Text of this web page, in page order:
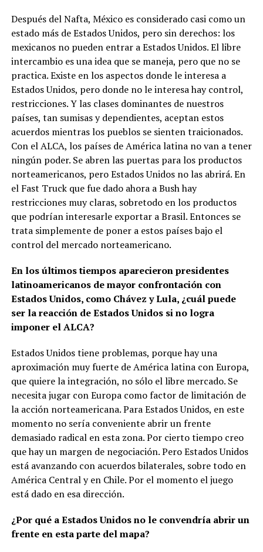
Después del Nafta, México es considerado casi como un
estado más de Estados Unidos, pero sin derechos: los
mexicanos no pueden entrar a Estados Unidos. El libre
intercambio es una idea que se maneja, pero que no se
practica. Existe en los aspectos donde le interesa a
Estados Unidos, pero donde no le interesa hay control,
restricciones. Y las clases dominantes de nuestros
países, tan sumisas y dependientes, aceptan estos
acuerdos mientras los pueblos se sienten traicionados.
Con el ALCA, los países de América latina no van a tener
ningún poder. Se abren las puertas para los productos
norteamericanos, pero Estados Unidos no las abrirá. En
el Fast Truck que fue dado ahora a Bush hay
restricciones muy claras, sobretodo en los productos
que podrían interesarle exportar a Brasil. Entonces se
trata simplemente de poner a estos países bajo el
control del mercado norteamericano.
En los últimos tiempos aparecieron presidentes
latinoamericanos de mayor confrontación con
Estados Unidos, como Chávez y Lula, ¿cuál puede
ser la reacción de Estados Unidos si no logra
imponer el ALCA?
Estados Unidos tiene problemas, porque hay una
aproximación muy fuerte de América latina con Europa,
que quiere la integración, no sólo el libre mercado. Se
necesita jugar con Europa como factor de limitación de
la acción norteamericana. Para Estados Unidos, en este
momento no sería conveniente abrir un frente
demasiado radical en esta zona. Por cierto tiempo creo
que hay un margen de negociación. Pero Estados Unidos
está avanzando con acuerdos bilaterales, sobre todo en
América Central y en Chile. Por el momento el juego
está dado en esa dirección.
¿Por qué a Estados Unidos no le convendría abrir un
frente en esta parte del mapa?